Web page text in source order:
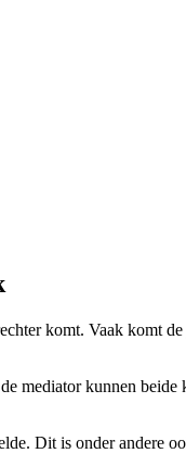
komt. Vaak komt
mediator kunnen
Dit is onder andere